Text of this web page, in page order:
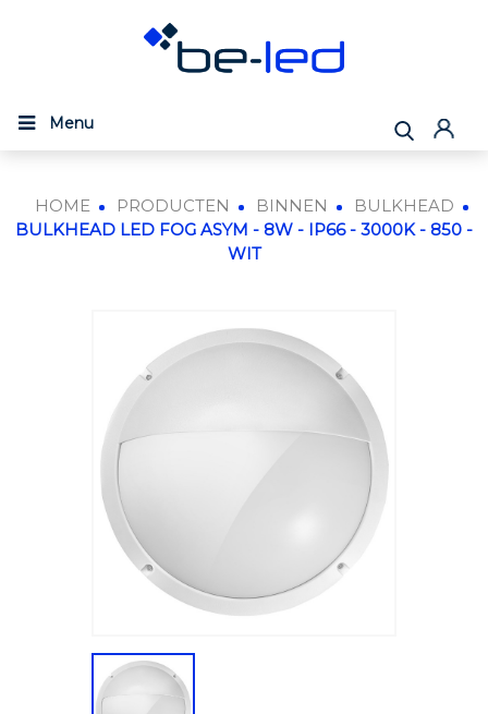
Menu
HOME PRODUCTEN BINNEN
BULKHEAD
BULKHEAD LED FOG ASYM - 8W - IP66 - 3000K - 850 -
WIT